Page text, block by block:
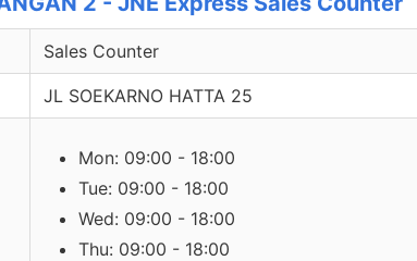
Sales Counter
JL SOEKARNO HATTA 25
Mon: 09:00 - 18:00
Tue: 09:00 - 18:00
Wed: 09:00 - 18:00
Thu: 09:00 - 18:00